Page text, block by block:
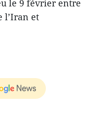
le 9 février entre
l’Iran et